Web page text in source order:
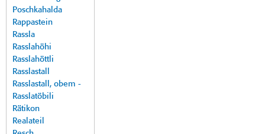
Poschkahalda
Rappastein
Rassla
Rasslahöhi
Rasslahöttli
Rasslastall
Rasslastall, obem -
Rasslatöbili
Rätikon
Realateil